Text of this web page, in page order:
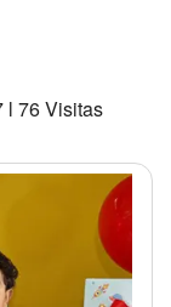
l 76 Visitas